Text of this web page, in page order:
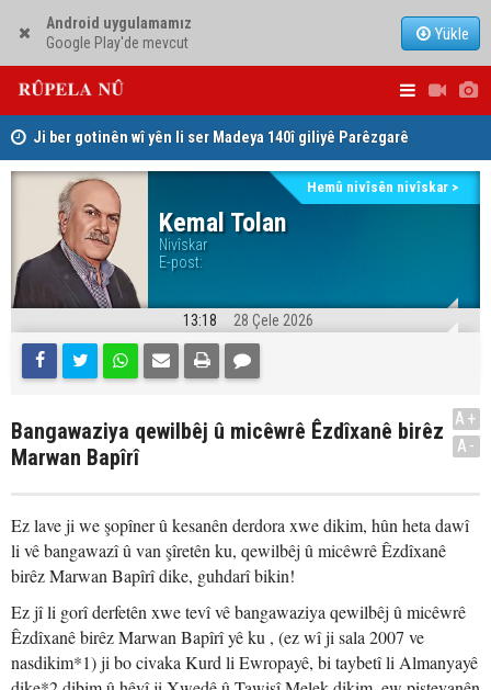
Android uygulamamız
Google Play'de mevcut
Yükle
Ji ber gotinên wî yên li ser Madeya 140î giliyê Parêzgarê
Kerkûkê kir
Şeva helbestê ya helbestvan Hefîz Ebdulrehman li
Düsseldorfê
Herêma
Kemal Tolan
Nivîskar
E-post:
Hemû nivîsên nivîskar >
13:18 28 Çele 2026
Bangawaziya qewilbêj û micêwrê Êzdîxanê birêz
Marwan Bapîrî
A+
A-
Ez lave ji we şopîner û kesanên derdora xwe dikim, hûn heta dawî
li vê bangawazî û van şîretên ku, qewilbêj û micêwrê Êzdîxanê
birêz Marwan Bapîrî dike, guhdarî bikin!
Ez jî li gorî derfetên xwe tevî vê bangawaziya qewilbêj û micêwrê
Êzdîxanê birêz Marwan Bapîrî yê ku , (ez wî ji sala 2007 ve
nasdikim*1) ji bo civaka Kurd li Ewropayê, bi taybetî li Almanyayê